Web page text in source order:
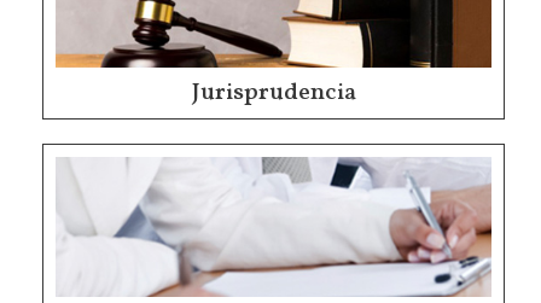
Jurisprudencia